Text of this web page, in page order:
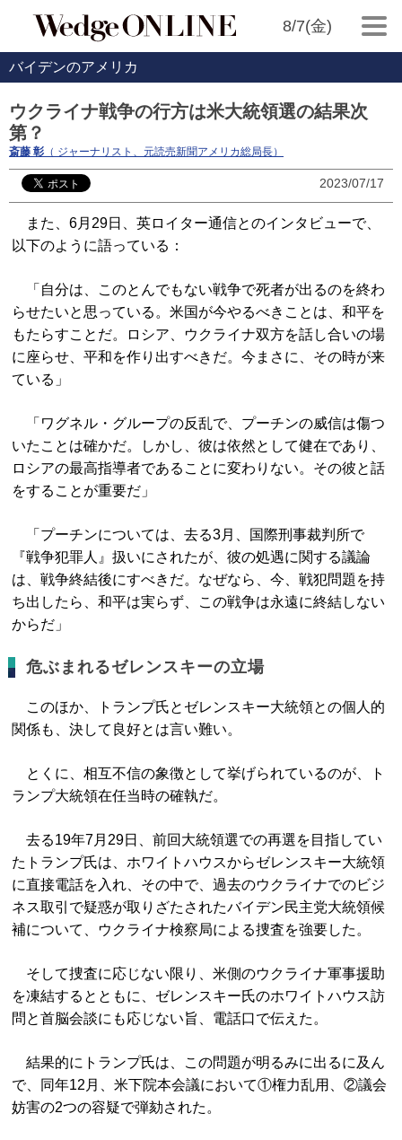
8/7(金)
バイデンのアメリカ
ウクライナ戦争の行方は米大統領選の結果次
第？
斎藤 彰 （ ジャーナリスト、元読売新聞アメリカ総局長）
2023/07/17
また、6月29日、英ロイター通信とのインタビューで、
以下のように語っている：
「自分は、このとんでもない戦争で死者が出るのを終わ
らせたいと思っている。米国が今やるべきことは、和平を
もたらすことだ。ロシア、ウクライナ双方を話し合いの場
に座らせ、平和を作り出すべきだ。今まさに、その時が来
ている」
「ワグネル・グループの反乱で、プーチンの威信は傷つ
いたことは確かだ。しかし、彼は依然として健在であり、
ロシアの最高指導者であることに変わりない。その彼と話
をすることが重要だ」
「プーチンについては、去る3月、国際刑事裁判所で
『戦争犯罪人』扱いにされたが、彼の処遇に関する議論
は、戦争終結後にすべきだ。なぜなら、今、戦犯問題を持
ち出したら、和平は実らず、この戦争は永遠に終結しない
からだ」
危ぶまれるゼレンスキーの立場
このほか、トランプ氏とゼレンスキー大統領との個人的
関係も、決して良好とは言い難い。
とくに、相互不信の象徴として挙げられているのが、ト
ランプ大統領在任当時の確執だ。
去る19年7月29日、前回大統領選での再選を目指してい
たトランプ氏は、ホワイトハウスからゼレンスキー大統領
に直接電話を入れ、その中で、過去のウクライナでのビジ
ネス取引で疑惑が取りざたされたバイデン民主党大統領候
補について、ウクライナ検察局による捜査を強要した。
そして捜査に応じない限り、米側のウクライナ軍事援助
を凍結するとともに、ゼレンスキー氏のホワイトハウス訪
問と首脳会談にも応じない旨、電話口で伝えた。
結果的にトランプ氏は、この問題が明るみに出るに及ん
で、同年12月、米下院本会議において①権力乱用、②議会
妨害の2つの容疑で弾劾された。